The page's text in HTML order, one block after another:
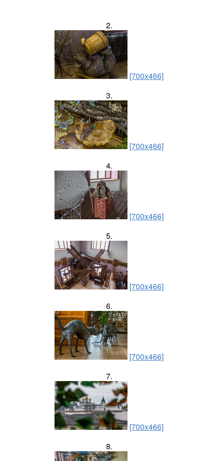
2.
[700x466]
3.
[700x466]
4.
[700x466]
5.
[700x466]
6.
[700x466]
7.
[700x466]
8.